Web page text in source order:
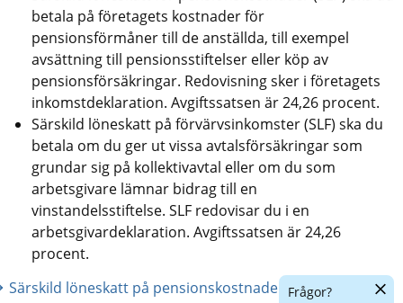
betala på företagets kostnader för
pensionsförmåner till de anställda, till exempel
avsättning till pensionsstiftelser eller köp av
pensionsförsäkringar. Redovisning sker i företagets
inkomstdeklaration. Avgiftssatsen är 24,26 procent.
Särskild löneskatt på förvärvsinkomster (SLF) ska du
betala om du ger ut vissa avtalsförsäkringar som
grundar sig på kollektivavtal eller om du som
arbetsgivare lämnar bidrag till en
vinstandelsstiftelse. SLF redovisar du i en
arbetsgivardeklaration. Avgiftssatsen är 24,26
procent.
Särskild löneskatt på pensionskostnader (Rättslig
Frågor?
Dölj